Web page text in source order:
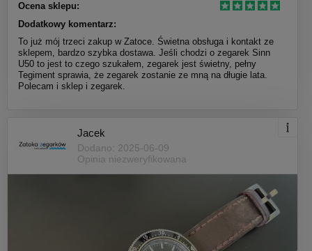
Ocena sklepu:
Dodatkowy komentarz:
To już mój trzeci zakup w Zatoce. Świetna obsługa i kontakt ze
sklepem, bardzo szybka dostawa. Jeśli chodzi o zegarek Sinn
U50 to jest to czego szukałem, zegarek jest świetny, pełny
Tegiment sprawia, że zegarek zostanie ze mną na długie lata.
Polecam i sklep i zegarek.
Jacek
Dodano: 2025-06-09
Opinia niezweryfikowana